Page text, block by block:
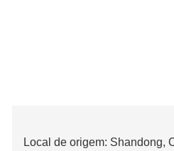
Local de origem: Shandong,